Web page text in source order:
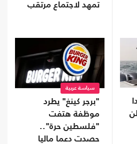
تمهد لاجتماع مرتقب
سياسة عربية
"برجر كينغ" يطرد
موظفة هتفت
"فلسطين حرة"..
حصدت دعما ماليا